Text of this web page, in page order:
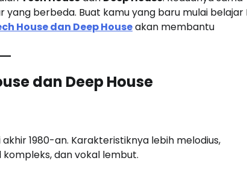
yang berbeda. Buat kamu yang baru mulai belajar
House dan Deep Houseakan membantu
dan Deep House
1980-an. Karakteristiknya lebih melodius,
kompleks, dan vokal lembut.